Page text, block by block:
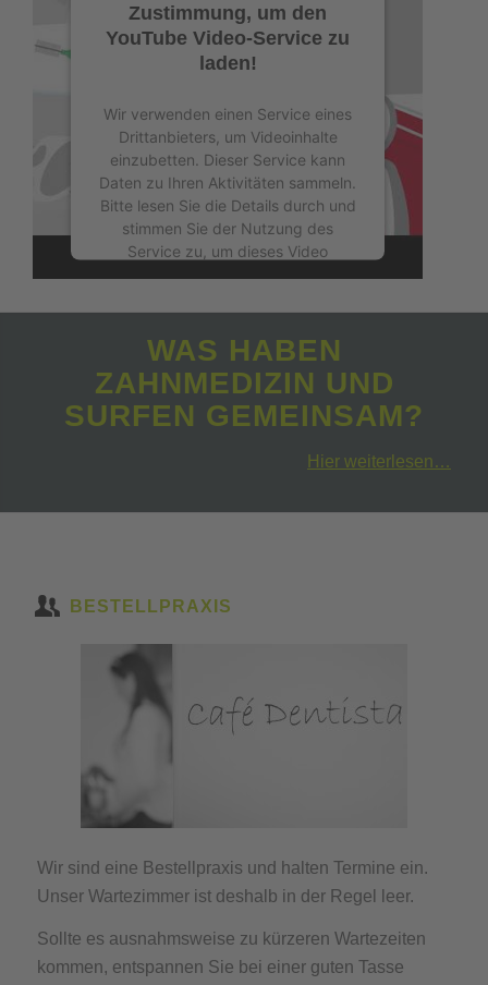
Zustimmung, um den
YouTube Video-Service zu
laden!
Wir verwenden einen Service eines
Drittanbieters, um Videoinhalte
einzubetten. Dieser Service kann
Daten zu Ihren Aktivitäten sammeln.
Bitte lesen Sie die Details durch und
stimmen Sie der Nutzung des
Service zu, um dieses Video
Akzeptieren
powered by
Usercentrics Consent
WAS HABEN
ZAHNMEDIZIN UND
SURFEN GEMEINSAM?
Hier weiterlesen…
BESTELLPRAXIS
Wir sind eine Bestellpraxis und halten Termine ein.
Unser Wartezimmer ist deshalb in der Regel leer.
Sollte es ausnahmsweise zu kürzeren Wartezeiten
kommen, entspannen Sie bei einer guten Tasse